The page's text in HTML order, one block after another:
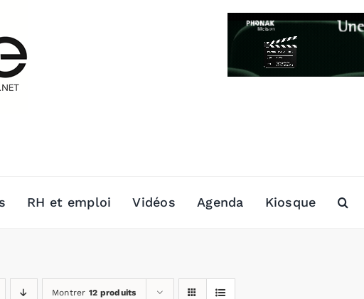
RH et emploi Vidéos Agenda Kiosque
Montrer 12 produits